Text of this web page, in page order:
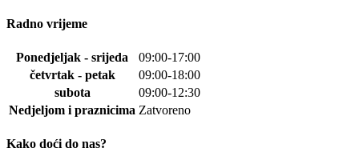
mogu
odabrati
stranici
proizvoda
Radno vrijeme
Ponedjeljak - srijeda
09:00-17:00
četvrtak - petak
09:00-18:00
subota
09:00-12:30
Nedjeljom i praznicima Zatvoreno
Kako doći do nas?